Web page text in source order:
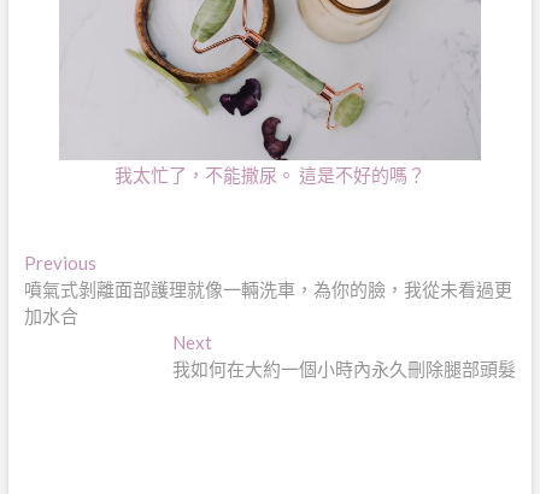
我太忙了，不能撒尿。 這是不好的嗎？
文
章
PreviousPrevious
post:
噴氣式剝離面部護理就像一輛洗車，為你的臉，我從未看過更
加水合
NextNext
post:
我如何在大約一個小時內永久刪除腿部頭髮